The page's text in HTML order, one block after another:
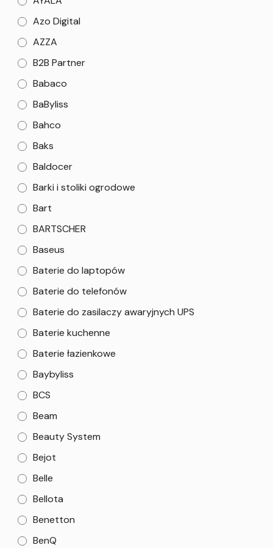
Azo Digital
AZZA
B2B Partner
Babaco
BaByliss
Bahco
Baks
Baldocer
Barki i stoliki ogrodowe
Bart
BARTSCHER
Baseus
Baterie do laptopów
Baterie do telefonów
Baterie do zasilaczy awaryjnych UPS
Baterie kuchenne
Baterie łazienkowe
Baybyliss
BCS
Beam
Beauty System
Bejot
Belle
Bellota
Benetton
BenQ